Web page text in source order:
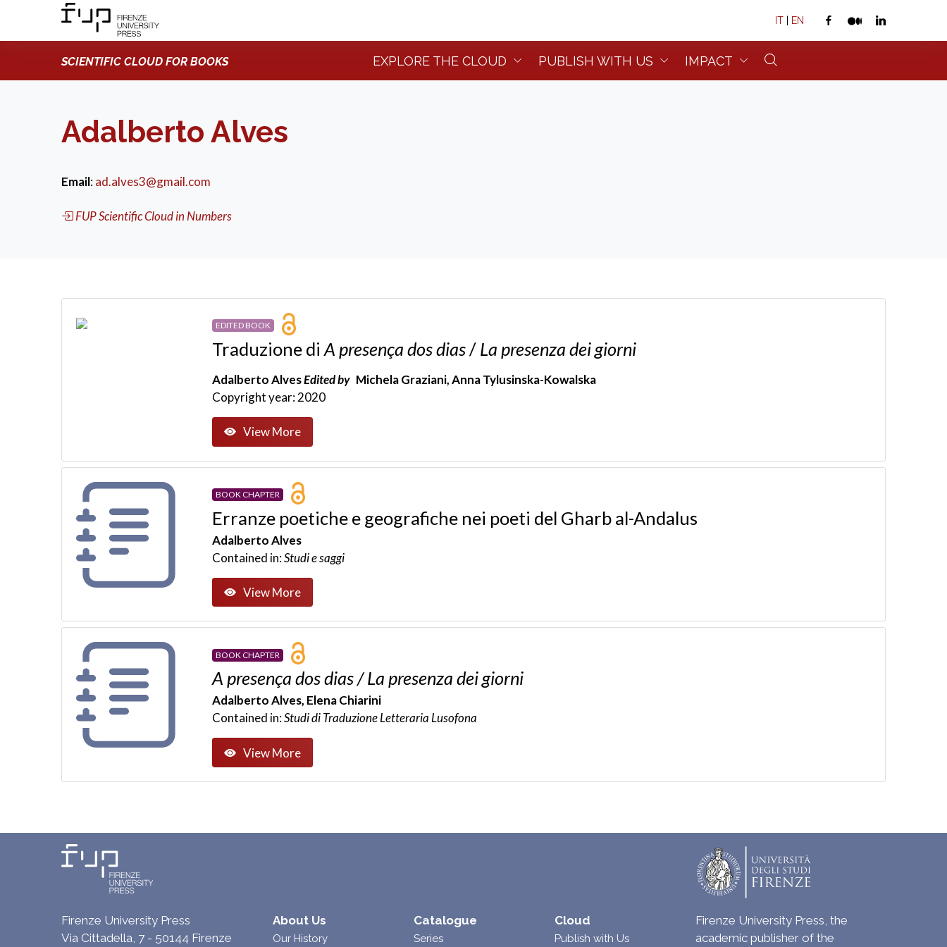
IT | EN
SCIENTIFIC CLOUD FOR BOOKS EXPLORE THE CLOUD PUBLISH WITH US IMPACT
Adalberto Alves
Email:ad.alves3@gmail.com
FUP Scientific Cloud in Numbers
EDITED BOOK
Traduzione di A presença dos dias/ La presenza dei giorni
Adalberto AlvesEdited by Michela Graziani, Anna Tylusinska-Kowalska
Copyright year: 2020
View More
BOOK CHAPTER
Erranze poetiche e geografiche nei poeti del Gharb al-Andalus
Adalberto Alves
Contained in:Studi e saggi
View More
BOOK CHAPTER
A presença dos dias / La presenza dei giorni
Adalberto Alves, Elena Chiarini
Contained in:Studi di Traduzione Letteraria Lusofona
View More
Firenze University Press
Via Cittadella, 7 - 50144 Firenze
About Us
Our History
Catalogue
Series
Cloud
Publish with Us
Firenze University Press, the
academic publisher of the